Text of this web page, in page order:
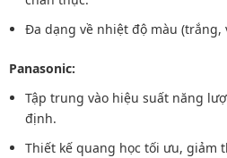
Đa dạng về nhiệt độ màu
Panasonic:
Tập trung vào hiệu suất năng
định.
Thiết kế quang học tối ưu, giảm